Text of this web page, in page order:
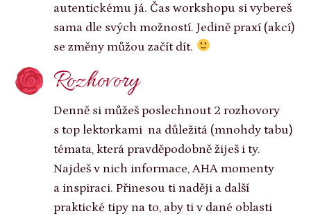
autentickému já. Čas workshopu si vybereš
sama dle svých možností. Jedině praxí (akcí)
se změny můžou začít dít.
Rozhovory
Denně si můžeš poslechnout 2 rozhovory
s top lektorkami na důležitá (mnohdy tabu)
témata, která pravděpodobně žiješ i ty.
Najdeš v nich informace, AHA momenty
a inspiraci. Přinesou ti naději a další
praktické tipy na to, aby ti v dané oblasti